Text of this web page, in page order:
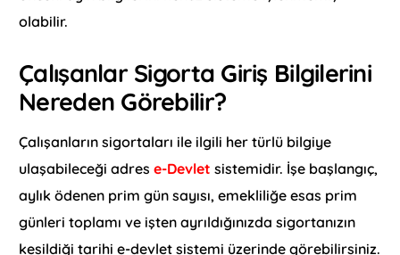
olabilir.
Çalışanlar Sigorta Giriş Bilgilerini
Nereden Görebilir?
Çalışanların sigortaları ile ilgili her türlü bilgiye
ulaşabileceği adrese-Devletsistemidir. İşe başlangıç,
aylık ödenen prim gün sayısı, emekliliğe esas prim
günleri toplamı ve işten ayrıldığınızda sigortanızın
kesildiği tarihi e-devlet sistemi üzerinde görebilirsiniz.